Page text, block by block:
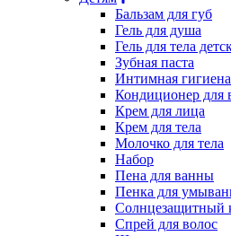
Бальзам для губ
Гель для душа
Гель для тела
Зубная паста
Интимная гигиена
Кондиционер для
Крем для лица
Крем для тела
Молочко для тела
Набор
Пена для ванны
Пенка для
Солнцезащитный
Спрей для волос